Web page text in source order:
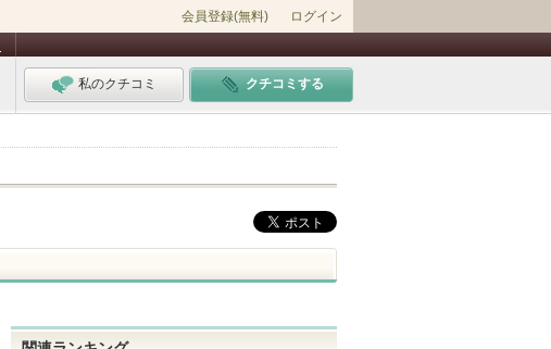
会員登録(無料) ログイン
私のクチコミ クチコミする